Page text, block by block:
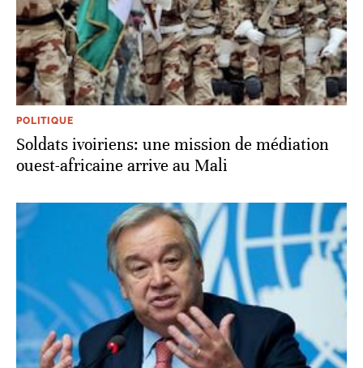
POLITIQUE
Soldats ivoiriens: une mission de médiation
ouest-africaine arrive au Mali